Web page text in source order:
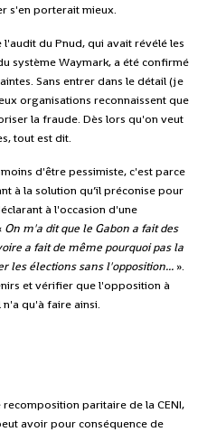
s'en porterait mieux.
du Pnud, qui avait révélé les
système Waymark, a été confirmé
Sans entrer dans le détail (je
organisations reconnaissent que
la fraude. Dès lors qu'on veut
tout est dit.
d'être pessimiste, c'est parce
à la solution qu’il préconise pour
à l'occasion d'une
On m'a dit que le Gabon a fait des
a fait de même pourquoi pas la
les élections sans l'opposition... ».
et vérifier que l'opposition à
qu'à faire ainsi.
paritaire de la CENI,
avoir pour conséquence de